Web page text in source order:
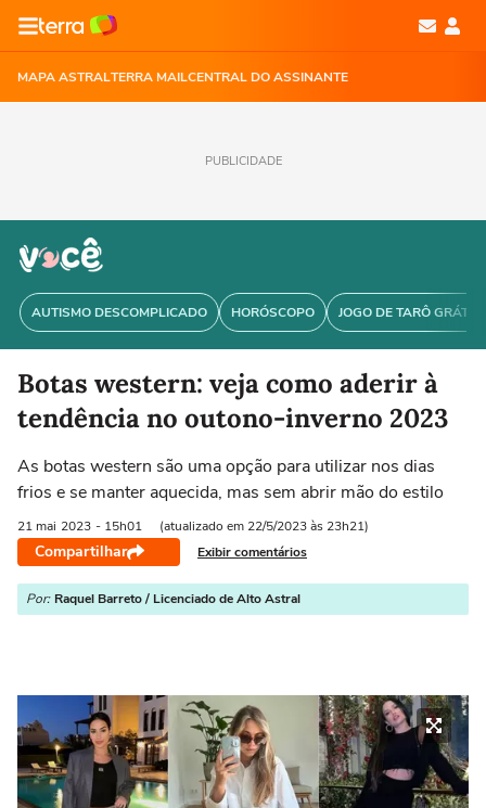
MAPA ASTRALTERRA MAILCENTRAL DO ASSINANTE
PUBLICIDADE
AUTISMO DESCOMPLICADO HORÓSCOPO JOGO DE TARÔ GRÁTIS
Botas western: veja como aderir à
tendência no outono-inverno 2023
As botas western são uma opção para utilizar nos dias
frios e se manter aquecida, mas sem abrir mão do estilo
21 mai 2023 - 15h01 (atualizado em 22/5/2023 às 23h21)
Compartilhar Exibir comentários
Por: Raquel Barreto / Licenciado de Alto Astral